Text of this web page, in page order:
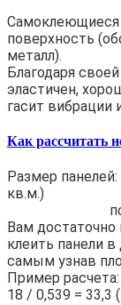
Самоклеющиеся
поверхность
металл).
Благодаря
эластичен,
гасит вибрации
Как рассчитать
Размер
кв.м.)
под
Вам
клеить панели
самым узнав
Пример
18 / 0,539 = 33,3